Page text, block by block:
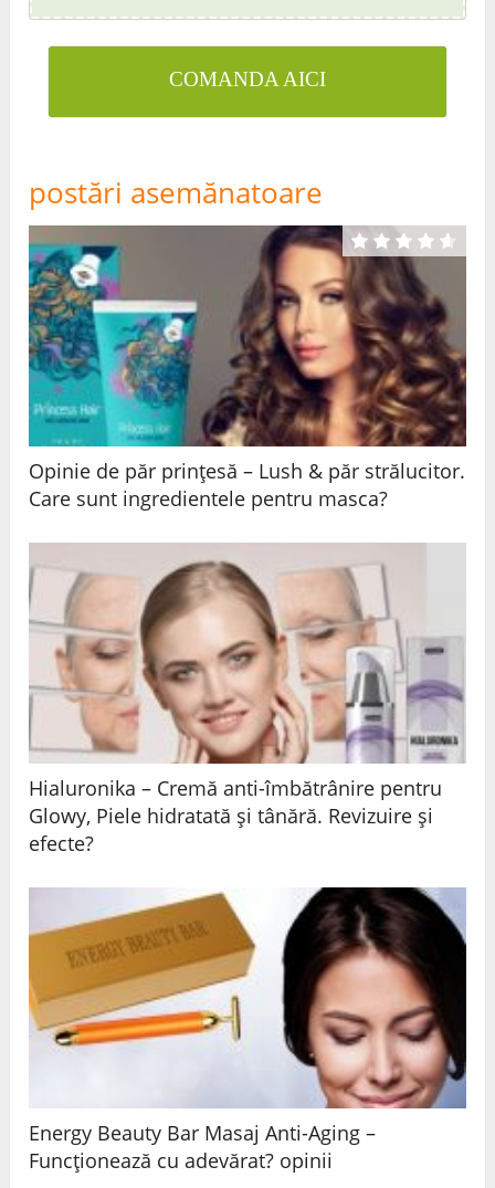
COMANDA AICI
postări asemănatoare
Opinie de păr prințesă – Lush & păr strălucitor.
Care sunt ingredientele pentru masca?
Hialuronika – Cremă anti-îmbătrânire pentru
Glowy, Piele hidratată și tânără. Revizuire și
efecte?
Energy Beauty Bar Masaj Anti-Aging –
Funcționează cu adevărat? opinii